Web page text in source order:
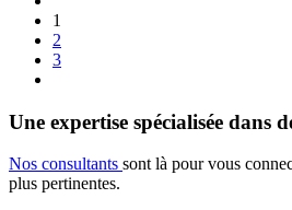
1
2
3
Une expertise spécialisée dans
Nos consultants sont là pour vous
plus pertinentes.